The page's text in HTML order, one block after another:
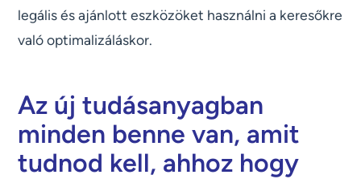
legális és ajánlott eszközöket használni a keresőkre
való optimalizáláskor.
Az új tudásanyagban
minden benne van, amit
tudnod kell, ahhoz hogy